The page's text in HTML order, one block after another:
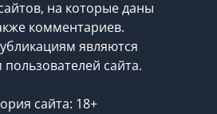
на которые даны
комментариев.
являются
сайта.
сайта: 18+